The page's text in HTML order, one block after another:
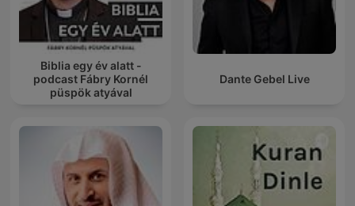
Biblia egy év alatt -
podcast Fábry Kornél
püspök atyával
Dante Gebel Live